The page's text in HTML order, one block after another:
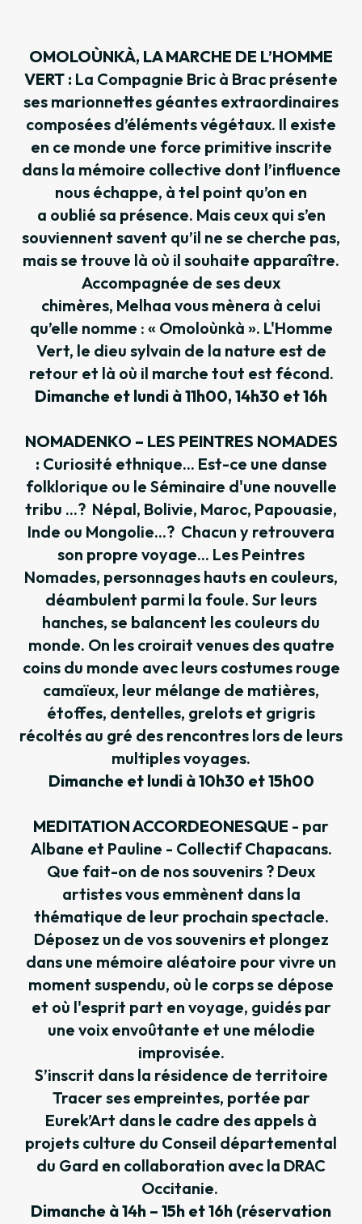
OMOLOÙNKÀ, LA MARCHE DE L’HOMME
VERT : La Compagnie Bric à Brac présente
ses marionnettes géantes extraordinaires
composées d’éléments végétaux. Il existe
en ce monde une force primitive inscrite
dans la mémoire collective dont l’influence
nous échappe, à tel point qu’on en
a oublié sa présence. Mais ceux qui s’en
souviennent savent qu’il ne se cherche pas,
mais se trouve là où il souhaite apparaître.
Accompagnée de ses deux
chimères, Melhaa vous mènera à celui
qu’elle nomme : « Omoloùnkà ». L'Homme
Vert, le dieu sylvain de la nature est de
retour et là où il marche tout est fécond.​
Dimanche et lundi à 11h00, 14h30 et 16h
NOMADENKO – LES PEINTRES NOMADES
: Curiosité ethnique... Est-ce une danse
folklorique ou le Séminaire d'une nouvelle
tribu ...? Népal, Bolivie, Maroc, Papouasie,
Inde ou Mongolie...? Chacun y retrouvera
son propre voyage... Les Peintres
Nomades, personnages hauts en couleurs,
déambulent parmi la foule. Sur leurs
hanches, se balancent les couleurs du
monde. On les croirait venues des quatre
coins du monde avec leurs costumes rouge
camaïeux, leur mélange de matières,
étoffes, dentelles, grelots et grigris
récoltés au gré des rencontres lors de leurs
multiples voyages.
Dimanche et lundi à 10h30 et 15h00
MEDITATION ACCORDEONESQUE - par
Albane et Pauline - Collectif Chapacans.
Que fait-on de nos souvenirs ? Deux
artistes vous emmènent dans la
thématique de leur prochain spectacle.
Déposez un de vos souvenirs et plongez
dans une mémoire aléatoire pour vivre un
moment suspendu, où le corps se dépose
et où l'esprit part en voyage, guidés par
une voix envoûtante et une mélodie
improvisée.
S’inscrit dans la résidence de territoire
Tracer ses empreintes, portée par
Eurek’Art dans le cadre des appels à
projets culture du Conseil départemental
du Gard en collaboration avec la DRAC
Occitanie.
Dimanche à 14h – 15h et 16h (réservation